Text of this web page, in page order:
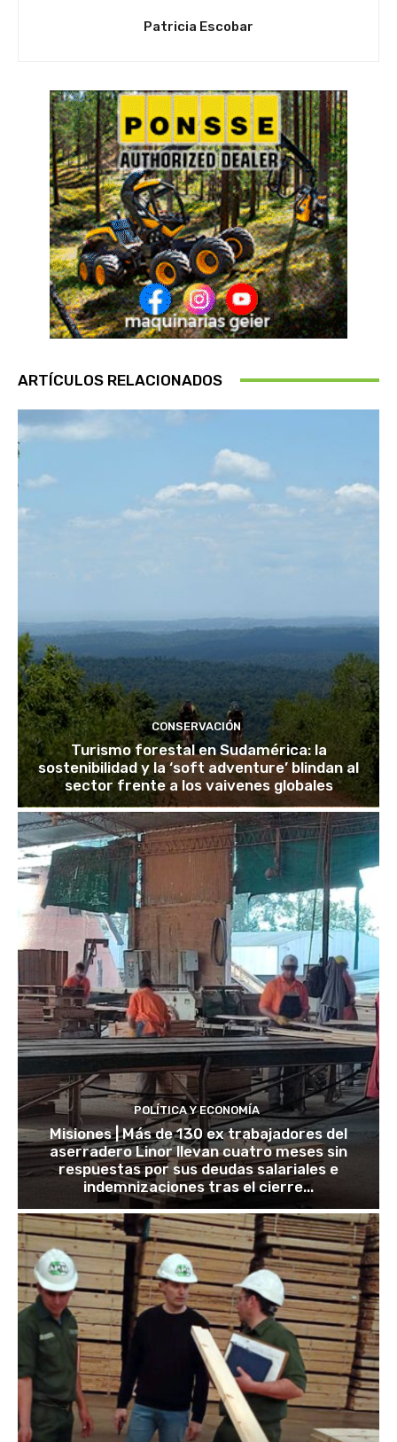
Patricia Escobar
ARTÍCULOS RELACIONADOS
CONSERVACIÓN
Turismo forestal en Sudamérica: la
sostenibilidad y la ‘soft adventure’ blindan al
sector frente a los vaivenes globales
POLÍTICA Y ECONOMÍA
Misiones | Más de 130 ex trabajadores del
aserradero Linor llevan cuatro meses sin
respuestas por sus deudas salariales e
indemnizaciones tras el cierre...